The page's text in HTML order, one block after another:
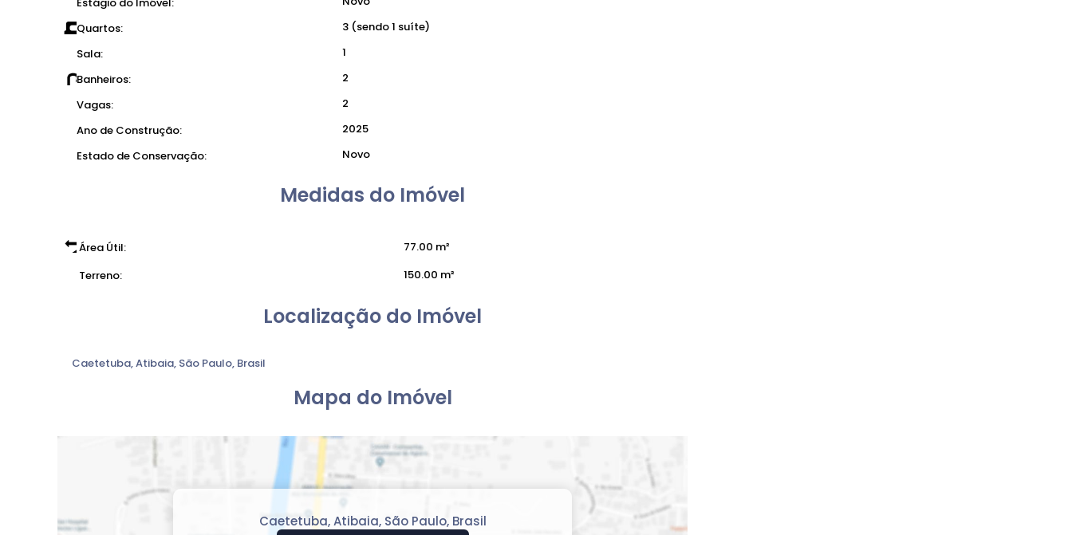
Quartos:
3 (sendo 1 suíte)
Sala:
1
Banheiros:
2
Vagas:
2
Ano de Construção:
2025
Estado de Conservação:
Novo
Medidas do Imóvel
Área Útil: 77.00 m²
Terreno:
150.00 m²
Localização do Imóvel
Caetetuba,Atibaia, São Paulo, Brasil
Mapa do Imóvel
Caetetuba,Atibaia, São Paulo, Brasil